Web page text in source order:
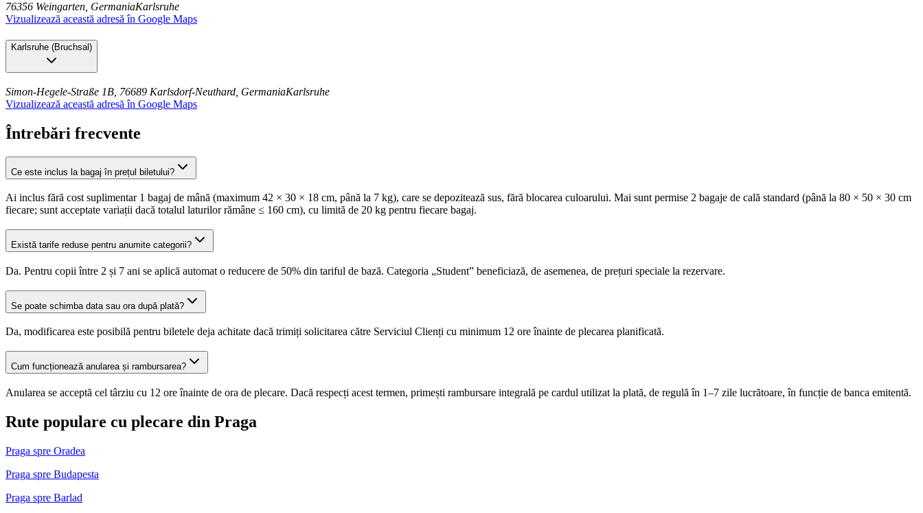
76356 Weingarten, GermaniaKarlsruhe
Vizualizează această adresă în Google Maps
Karlsruhe (Bruchsal)
Simon-Hegele-Straße 1B, 76689 Karlsdorf-Neuthard, GermaniaKarlsruhe
Vizualizează această adresă în Google Maps
Întrebări frecvente
Ce este inclus la bagaj în prețul biletului?
Ai inclus fără cost suplimentar 1 bagaj de mână (maximum 42 × 30 × 18 cm, până la 7 kg), care se depozitează sus, fără blocarea culoarului. Mai sunt permise 2 bagaje de cală standard (până la 80 × 50 × 30 cm
fiecare; sunt acceptate variații dacă totalul laturilor rămâne ≤ 160 cm), cu limită de 20 kg pentru fiecare bagaj.
Există tarife reduse pentru anumite categorii?
Da. Pentru copii între 2 și 7 ani se aplică automat o reducere de 50% din tariful de bază. Categoria „Student” beneficiază, de asemenea, de prețuri speciale la rezervare.
Se poate schimba data sau ora după plată?
Da, modificarea este posibilă pentru biletele deja achitate dacă trimiți solicitarea către Serviciul Clienți cu minimum 12 ore înainte de plecarea planificată.
Cum funcționează anularea și rambursarea?
Anularea se acceptă cel târziu cu 12 ore înainte de ora de plecare. Dacă respecți acest termen, primești rambursare integrală pe cardul utilizat la plată, de regulă în 1–7 zile lucrătoare, în funcție de banca emitentă.
Rute populare cu plecare din Praga
Praga spre Oradea
Praga spre Budapesta
Praga spre Barlad